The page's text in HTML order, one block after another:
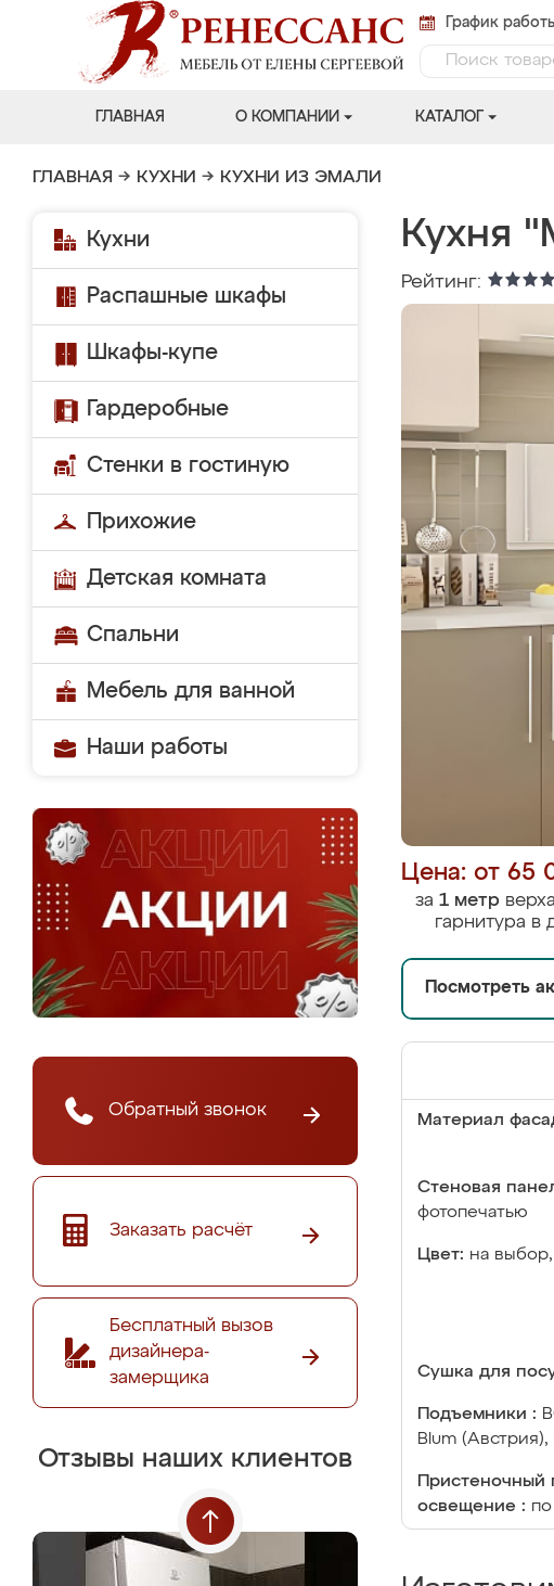
График
ГЛАВНАЯ О КОМПАНИИ КАТАЛОГ
ГЛАВНАЯ → КУХНИ → КУХНИ ИЗ ЭМАЛИ
Кухни
Распашные шкафы
Шкафы-купе
Гардеробные
Стенки в гостиную
Прихожие
Детская комната
Спальни
Мебель для ванной
Наши работы
Обратный звонок
Заказать расчёт
Бесплатный вызов
дизайнера-
замерщика
Отзывы наших клиентов
Кухня
Рейтинг:
Цена: от 65
за 1 метр
гарнитура в
Посмотреть
Материал
Стеновая
фотопечатью
Цвет: на
Сушка для
Подъемники :
Blum
Пристеночный
освещение : по